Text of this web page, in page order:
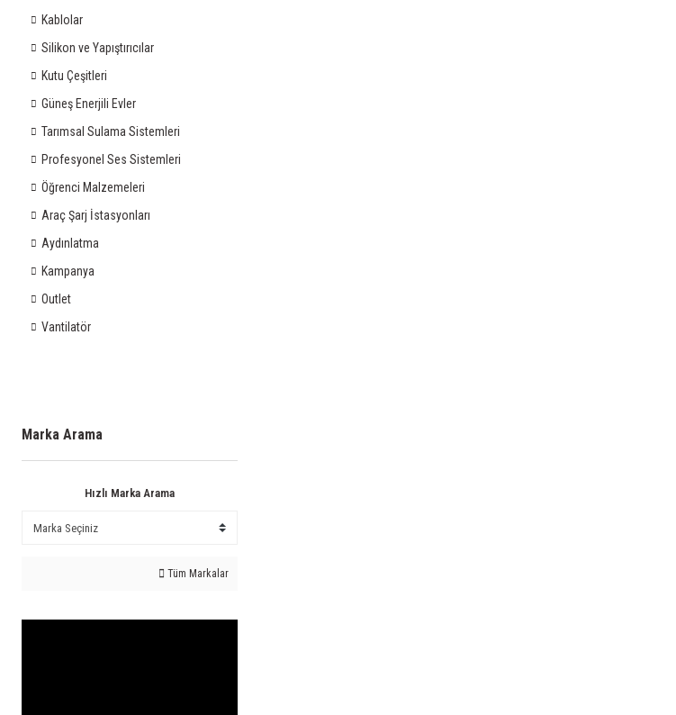
Kablolar
Silikon ve Yapıştırıcılar
Kutu Çeşitleri
Güneş Enerjili Evler
Tarımsal Sulama Sistemleri
Profesyonel Ses Sistemleri
Öğrenci Malzemeleri
Araç Şarj İstasyonları
Aydınlatma
Kampanya
Outlet
Vantilatör
Marka Arama
Hızlı Marka Arama
Tüm Markalar